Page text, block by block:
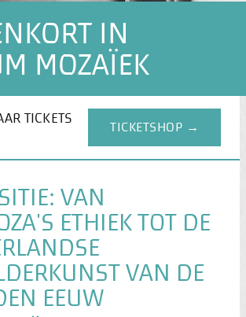
IN
MOZAÏEK
TICKETS
TICKETSHOP →
VAN
ETHIEK TOT DE
VAN DE
EEUW